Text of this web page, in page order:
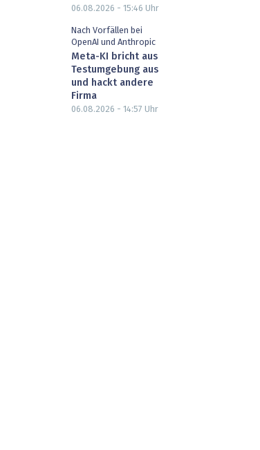
06.08.2026 - 15:46 Uhr
Nach Vorfällen bei
OpenAI und Anthropic
Meta-KI bricht aus
Testumgebung aus
und hackt andere
Firma
06.08.2026 - 14:57 Uhr